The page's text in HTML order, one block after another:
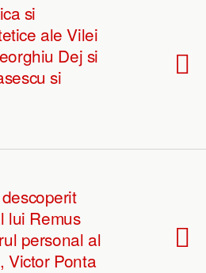
si
ale Vilei
Dej si
si
lui Remus
personal al
Victor Ponta